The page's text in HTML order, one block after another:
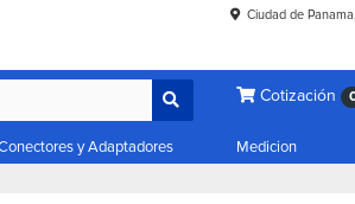
Ciudad de
Cotización
y Adaptadores Medicion